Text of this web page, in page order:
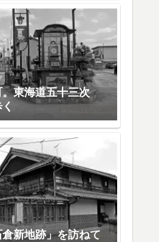
東海道五十三次
新地跡」を訪ねて